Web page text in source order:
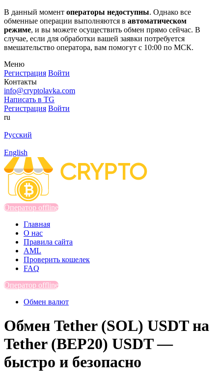
В данный момент операторы недоступны. Однако все
обменные операции выполняются в автоматическом
режиме, и вы можете осуществить обмен прямо сейчас. В
случае, если для обработки вашей заявки потребуется
вмешательство оператора, вам помогут с 10:00 по МСК.
Меню
Регистрация Войти
Контакты
info@cryptolavka.com
Написать в TG
Регистрация Войти
ru
Русский
English
Оператор offline
Главная
О нас
Правила сайта
AML
Проверить кошелек
FAQ
Оператор offline
Обмен валют
Обмен Tether (SOL) USDT на
Tether (BEP20) USDT —
быстро и безопасно